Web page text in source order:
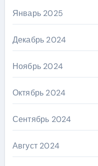
Январь 2025
Декабрь 2024
Ноябрь 2024
Октябрь 2024
Сентябрь 2024
Август 2024